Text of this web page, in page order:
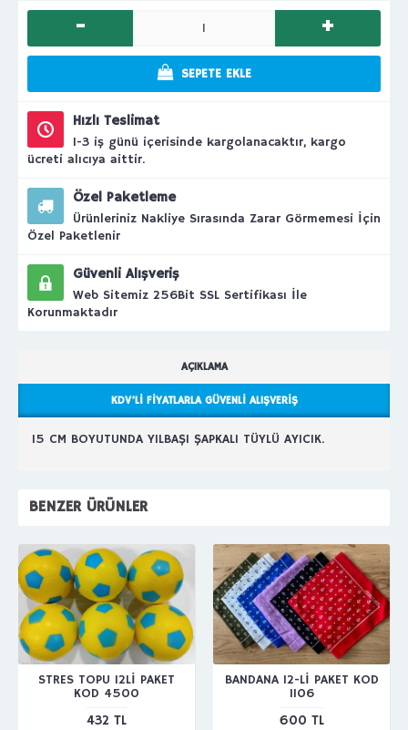
- +
SEPETE EKLE
Hızlı Teslimat
1-3 iş günü içerisinde kargolanacaktır, kargo
ücreti alıcıya aittir.
Özel Paketleme
Ürünleriniz Nakliye Sırasında Zarar Görmemesi İçin
Özel Paketlenir
Güvenli Alışveriş
Web Sitemiz 256Bit SSL Sertifikası İle
Korunmaktadır
AÇIKLAMA
KDV’LI FIYATLARLA GÜVENLI ALIŞVERIŞ
15 CM BOYUTUNDA YILBAŞI ŞAPKALI TÜYLÜ AYICIK.
BENZER ÜRÜNLER
STRES TOPU 12Lİ PAKET
KOD 4500
432 TL
BANDANA 12-Lİ PAKET KOD
1106
600 TL